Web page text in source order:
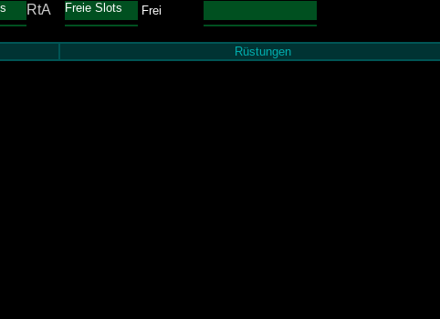
RtA Freie Slots Frei
Rüstungen